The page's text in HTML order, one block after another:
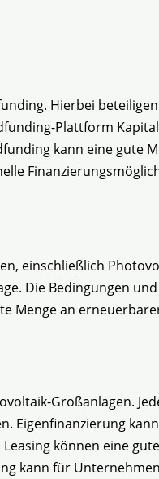
Hierbei
Plattform
kann eine gute
einschließlich
Die Bedingungen
Menge an
Großanlagen.
Eigenfinanzierung
können eine
kann für